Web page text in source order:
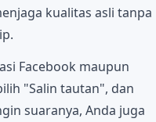
kualitas asli tanpa
Facebook maupun
"Salin tautan", dan
suaranya, Anda juga